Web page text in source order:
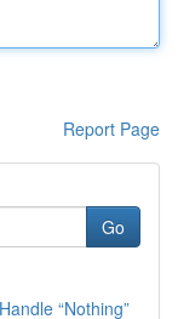
Report Page
Go
“Nothing”